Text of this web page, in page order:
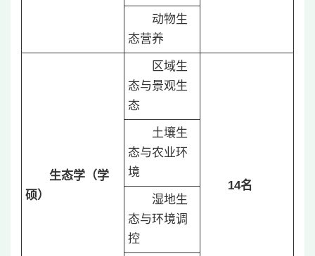
动物生
态营养
生态学（学
硕）
区域生
态与景观生
态
14名
土壤生
态与农业环
境
湿地生
态与环境调
控